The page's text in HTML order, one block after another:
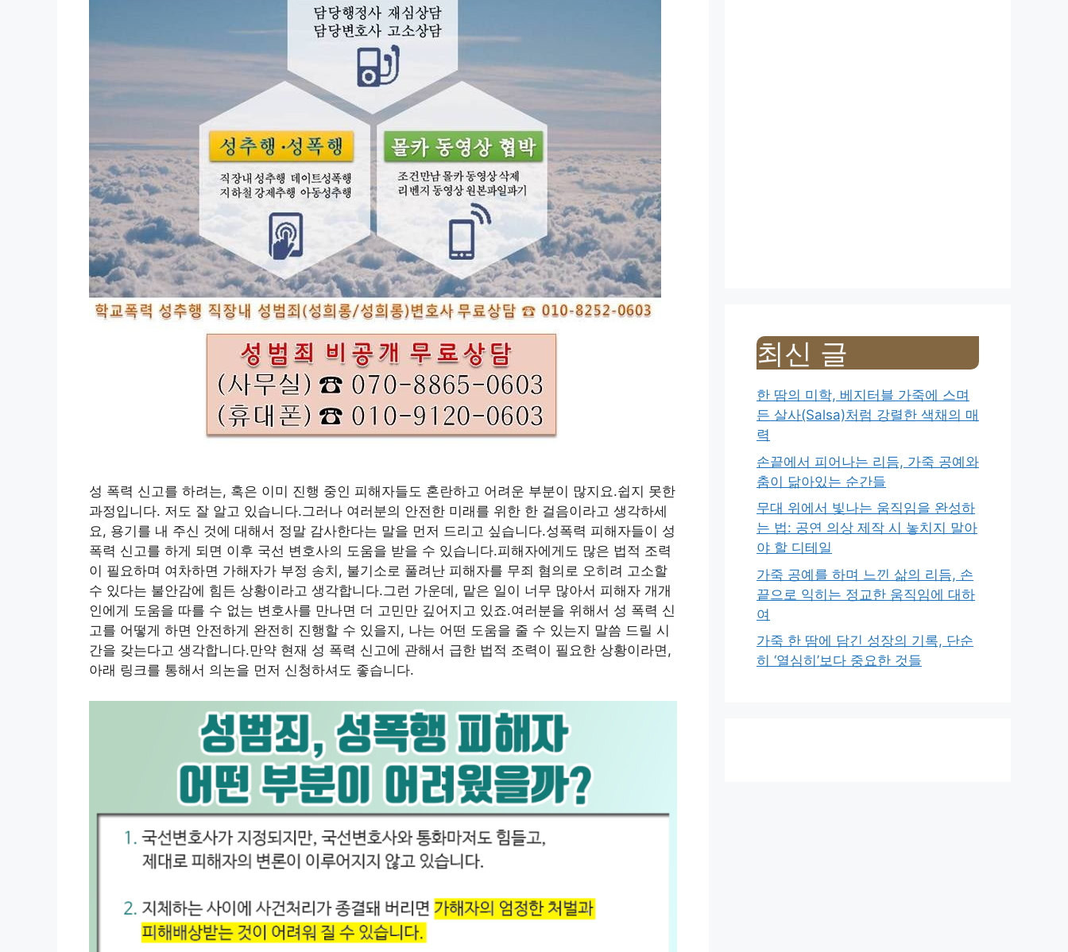
성 폭력 신고를 하려는, 혹은 이미 진행 중인 피해자들도 혼란하고 어려운 부분이 많지요.쉽지 못한
과정입니다. 저도 잘 알고 있습니다.그러나 여러분의 안전한 미래를 위한 한 걸음이라고 생각하세
요, 용기를 내 주신 것에 대해서 정말 감사한다는 말을 먼저 드리고 싶습니다.성폭력 피해자들이 성
폭력 신고를 하게 되면 이후 국선 변호사의 도움을 받을 수 있습니다.피해자에게도 많은 법적 조력
이 필요하며 여차하면 가해자가 부정 송치, 불기소로 풀려난 피해자를 무죄 혐의로 오히려 고소할
수 있다는 불안감에 힘든 상황이라고 생각합니다.그런 가운데, 맡은 일이 너무 많아서 피해자 개개
인에게 도움을 따를 수 없는 변호사를 만나면 더 고민만 깊어지고 있죠.여러분을 위해서 성 폭력 신
고를 어떻게 하면 안전하게 완전히 진행할 수 있을지, 나는 어떤 도움을 줄 수 있는지 말씀 드릴 시
간을 갖는다고 생각합니다.만약 현재 성 폭력 신고에 관해서 급한 법적 조력이 필요한 상황이라면,
아래 링크를 통해서 의논을 먼저 신청하셔도 좋습니다.
최신 글
한 땀의 미학, 베지터블 가죽에 스며
든 살사(Salsa)처럼 강렬한 색채의 매
력
손끝에서 피어나는 리듬, 가죽 공예와
춤이 닮아있는 순간들
무대 위에서 빛나는 움직임을 완성하
는 법: 공연 의상 제작 시 놓치지 말아
야 할 디테일
가죽 공예를 하며 느낀 삶의 리듬, 손
끝으로 익히는 정교한 움직임에 대하
여
가죽 한 땀에 담긴 성장의 기록, 단순
히 ‘열심히’보다 중요한 것들